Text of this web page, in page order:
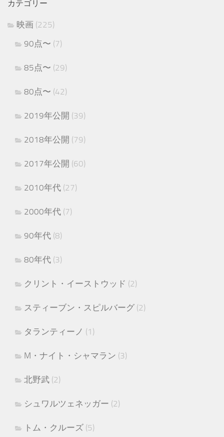
カテゴリー
映画 (225)
90点〜 (7)
85点〜 (29)
80点〜 (42)
2019年公開 (39)
2018年公開 (79)
2017年公開 (60)
2010年代 (27)
2000年代 (7)
90年代 (8)
80年代 (3)
クリント・イーストウッド (2)
スティーブン・スピルバーグ (2)
タランティーノ (1)
M・ナイト・シャマラン (3)
北野武 (2)
シュワルツェネッガー (2)
トム・クルーズ (5)